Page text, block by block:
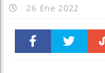
26 Ene 2022